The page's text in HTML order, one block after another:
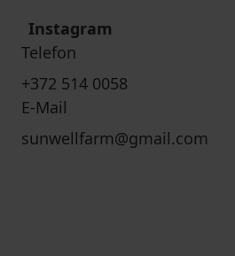
Instagram
Telefon
+372 514 0058
E-Mail
sunwellfarm@gmail.com